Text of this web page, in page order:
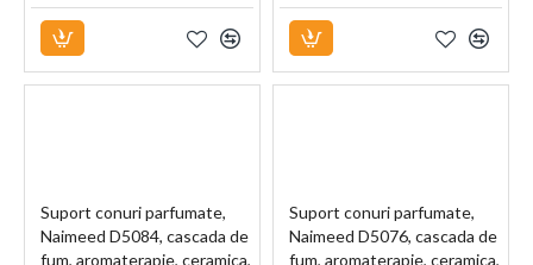
Suport conuri parfumate,
Naimeed D5084, cascada de
fum, aromaterapie, ceramica,
Suport conuri parfumate,
Naimeed D5076, cascada de
fum, aromaterapie, ceramica,